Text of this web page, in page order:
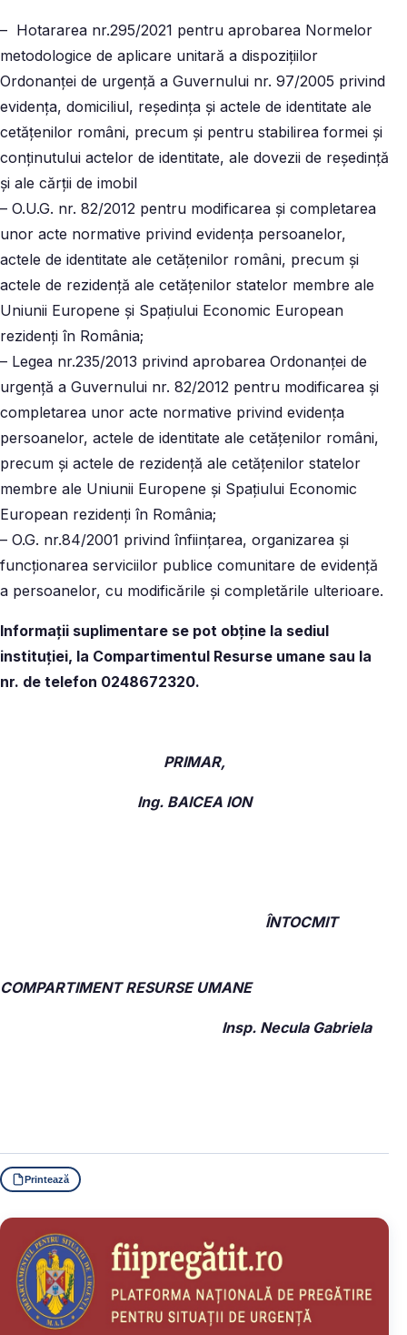
– Hotararea nr.295/2021 pentru aprobarea Normelor
metodologice de aplicare unitară a dispoziţiilor
Ordonanţei de urgenţă a Guvernului nr. 97/2005 privind
evidenţa, domiciliul, reşedinţa şi actele de identitate ale
cetăţenilor români, precum şi pentru stabilirea formei şi
conţinutului actelor de identitate, ale dovezii de reşedinţă
şi ale cărţii de imobil
– O.U.G. nr. 82/2012 pentru modificarea şi completarea
unor acte normative privind evidenţa persoanelor,
actele de identitate ale cetăţenilor români, precum şi
actele de rezidenţă ale cetăţenilor statelor membre ale
Uniunii Europene şi Spaţiului Economic European
rezidenţi în România;
– Legea nr.235/2013 privind aprobarea Ordonanţei de
urgenţă a Guvernului nr. 82/2012 pentru modificarea şi
completarea unor acte normative privind evidenţa
persoanelor, actele de identitate ale cetăţenilor români,
precum şi actele de rezidenţă ale cetăţenilor statelor
membre ale Uniunii Europene şi Spaţiului Economic
European rezidenţi în România;
– O.G. nr.84/2001 privind înfiinţarea, organizarea şi
funcţionarea serviciilor publice comunitare de evidenţă
a persoanelor, cu modificările şi completările ulterioare.
Informații suplimentare se pot obține la sediul
instituției, la Compartimentul Resurse umane sau la
nr. de telefon 0248672320.
PRIMAR,
Ing. BAICEA ION
ÎNTOCMIT
COMPARTIMENT RESURSE UMANE
Insp. Necula Gabriela
Printează